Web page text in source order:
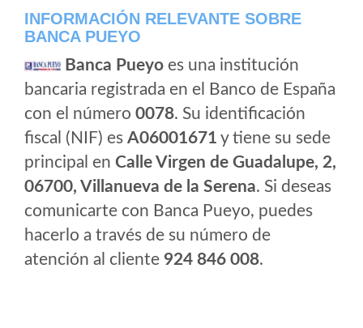
INFORMACIÓN RELEVANTE SOBRE
BANCA PUEYO
Banca Pueyo es una institución
bancaria registrada en el Banco de España
con el número 0078. Su identificación
fiscal (NIF) es A06001671 y tiene su sede
principal en Calle Virgen de Guadalupe, 2,
06700, Villanueva de la Serena. Si deseas
comunicarte con Banca Pueyo, puedes
hacerlo a través de su número de
atención al cliente 924 846 008.